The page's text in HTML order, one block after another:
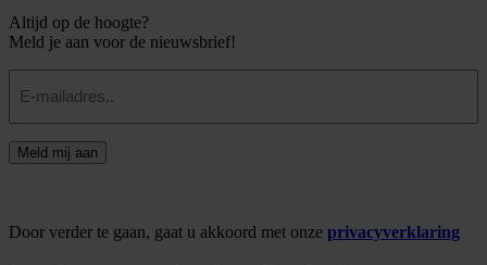
Altijd op de hoogte?
Meld je aan voor de nieuwsbrief!
mailadres
Meld mij aan
Door verder te gaan, gaat u akkoord met onze privacyverklaring